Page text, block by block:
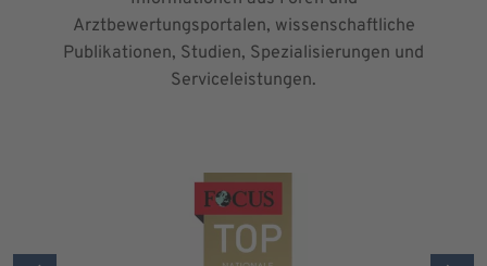
Arztbewertungsportalen, wissenschaftliche
Publikationen, Studien, Spezialisierungen und
Serviceleistungen.